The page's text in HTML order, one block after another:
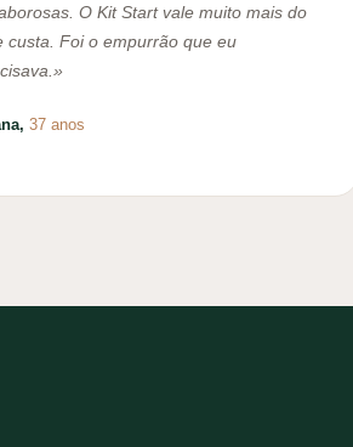
O Kit Start vale muito mais do
custa. Foi o empurrão que eu
37 anos